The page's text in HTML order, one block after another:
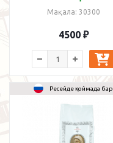
Мақала: 30300
4500 ₽
Ресейде қоймада бар